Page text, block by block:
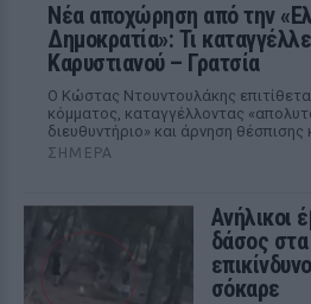
Νέα αποχώρηση από την
Δημοκρατία»: Τι
Καρυστιανού – Γρατσία
Ο Κώστας Ντουντουλάκης
κόμματος, καταγγέλλοντας
διευθυντήριο» και άρνηση θέσπισης
ΣΉΜΕΡΑ
Ανήλικοι
δάσος
σόκαρε